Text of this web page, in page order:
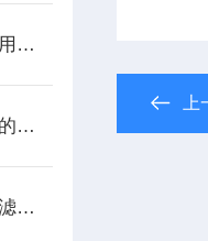
全自动自清洗过滤器究竟给用户带来了哪些便利？
带你快速了解全自动过滤器的一些基础知识
你知道吗？全自动自清洗过滤器也分吸式和刷式